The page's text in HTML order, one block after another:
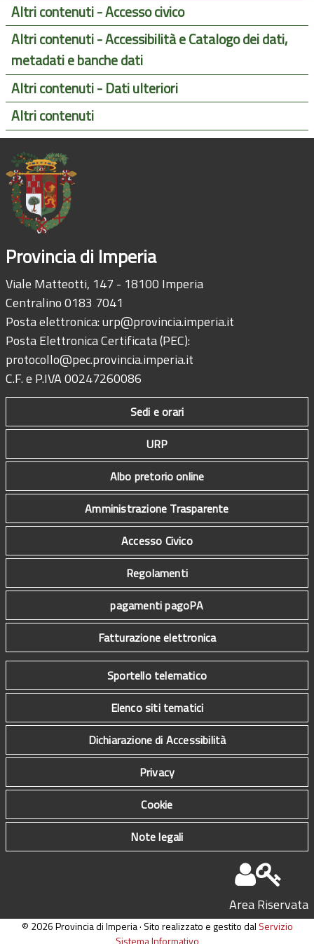
Altri contenuti - Accesso civico
Altri contenuti - Accessibilità e Catalogo dei dati,
metadati e banche dati
Altri contenuti - Dati ulteriori
Altri contenuti
Provincia di Imperia
Viale Matteotti, 147 - 18100 Imperia
Centralino 0183 7041
Posta elettronica:urp@provincia.imperia.it
Posta Elettronica Certificata (PEC):
protocollo@pec.provincia.imperia.it
C.F. e P.IVA 00247260086
Sedi e orari
URP
Albo pretorio online
Amministrazione Trasparente
Accesso Civico
Regolamenti
pagamenti pagoPA
Fatturazione elettronica
Sportello telematico
Elenco siti tematici
Dichiarazione di Accessibilità
Privacy
Cookie
Note legali
Area Riservata
© 2026 Provincia di Imperia · Sito realizzato e gestito dal Servizio
Sistema Informativo